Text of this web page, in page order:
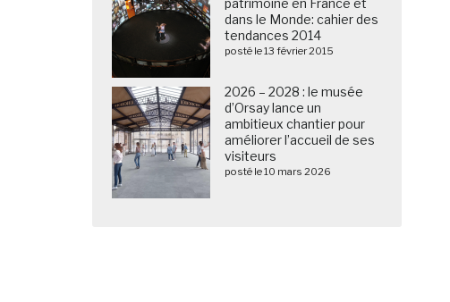
patrimoine en France et
dans le Monde: cahier des
tendances 2014
posté le 13 février 2015
2026 – 2028 : le musée
d’Orsay lance un
ambitieux chantier pour
améliorer l’accueil de ses
visiteurs
posté le 10 mars 2026